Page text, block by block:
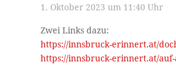
1. Oktober 2023 um 11:40 Uhr
Zwei Links dazu:
https://innsbruck-erinnert.at/
https://innsbruck-erinnert.at/